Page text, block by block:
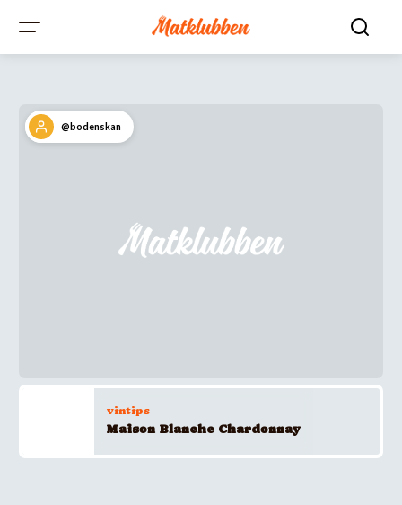
@bodenskan
vintips
Maison Blanche Chardonnay